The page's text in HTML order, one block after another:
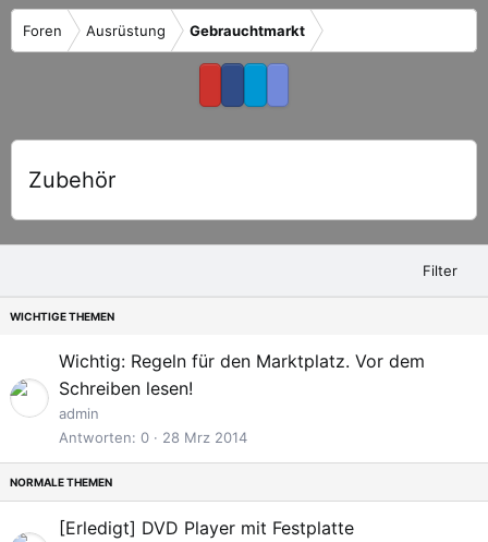
Foren Ausrüstung Gebrauchtmarkt
Zubehör
Filter
r
f
Wichtig: Regeln für den Marktplatz. Vor dem
Schreiben lesen!
admin
Antworten 0 28 Mrz 2014
[Erledigt] DVD Player mit Festplatte